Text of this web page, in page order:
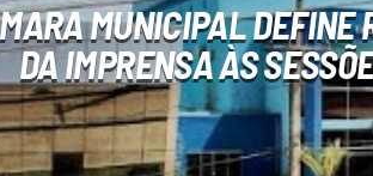
MUNICIPAL DEFINE
DA IMPRENSA ÀS